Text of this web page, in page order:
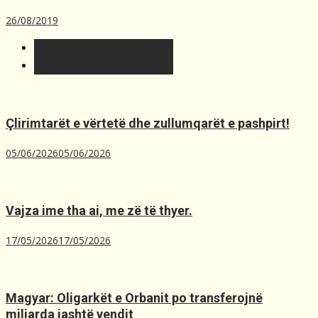
26/08/2019
Çlirimtarët e vërtetë dhe zullumqarët e pashpirt!
05/06/202605/06/2026
Vajza ime tha ai, me zë të thyer.
17/05/202617/05/2026
Magyar: Oligarkët e Orbanit po transferojnë
miliarda jashtë vendit